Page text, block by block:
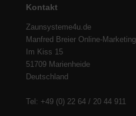
Kontakt
Zaunsysteme4u.de
Manfred Breier Online-Marketing
Im Kiss 15
51709 Marienheide
Deutschland
Tel: +49 (0) 22 64 / 20 44 911